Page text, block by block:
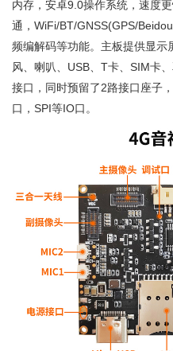
内存，安卓9.0操作系统，速度
通，WiFi/BT/GNSS(GPS/
频编解码等功能。主板提供显
风、喇叭、USB、T卡、SIM卡
接口，同时预留了2路接口座子
口，SPI等IO口。